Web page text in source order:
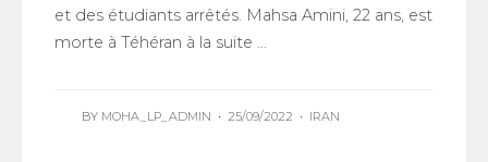
et des étudiants arrêtés. Mahsa Amini, 22 ans, est
morte à Téhéran à la suite ...
BY MOHA_LP_ADMIN • 25/09/2022 • IRAN